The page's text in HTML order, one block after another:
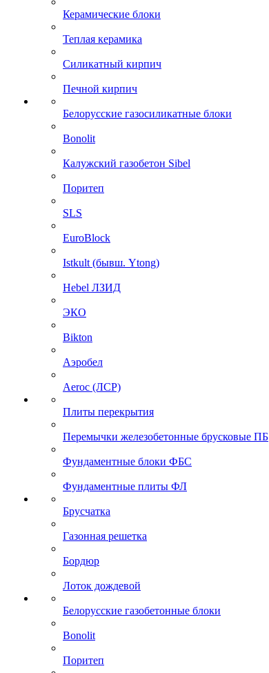
Керамические блоки
Теплая керамика
Силикатный кирпич
Печной кирпич
Белорусские газосиликатные блоки
Bonolit
Калужский газобетон Sibel
Поритеп
SLS
EuroBlock
Istkult (бывш. Ytong)
Hebel ЛЗИД
ЭКО
Bikton
Аэробел
Aeroc (ЛСР)
Плиты перекрытия
Перемычки железобетонные брусковые ПБ
Фундаментные блоки ФБС
Фундаментные плиты ФЛ
Брусчатка
Газонная решетка
Бордюр
Лоток дождевой
Белорусские газобетонные блоки
Bonolit
Поритеп